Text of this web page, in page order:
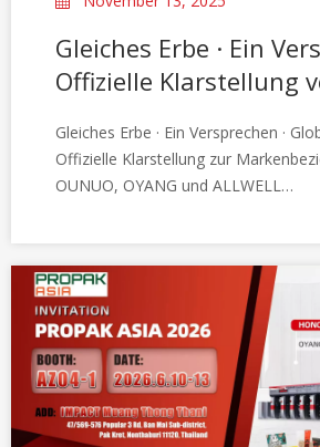
Gleiches Erbe · Ein
Offizielle Klarstellung
zwischen OUNUO,
ALLWELL
Gleiches Erbe · Ein Versprechen ·
Offizielle Klarstellung zur
OUNUO, OYANG und ALLWELL
Group kürzlich eine offizielle und
Klarstellung hinsichtlich der
Positionierung unserer drei
OUNUO · OYANG · ALLWELL